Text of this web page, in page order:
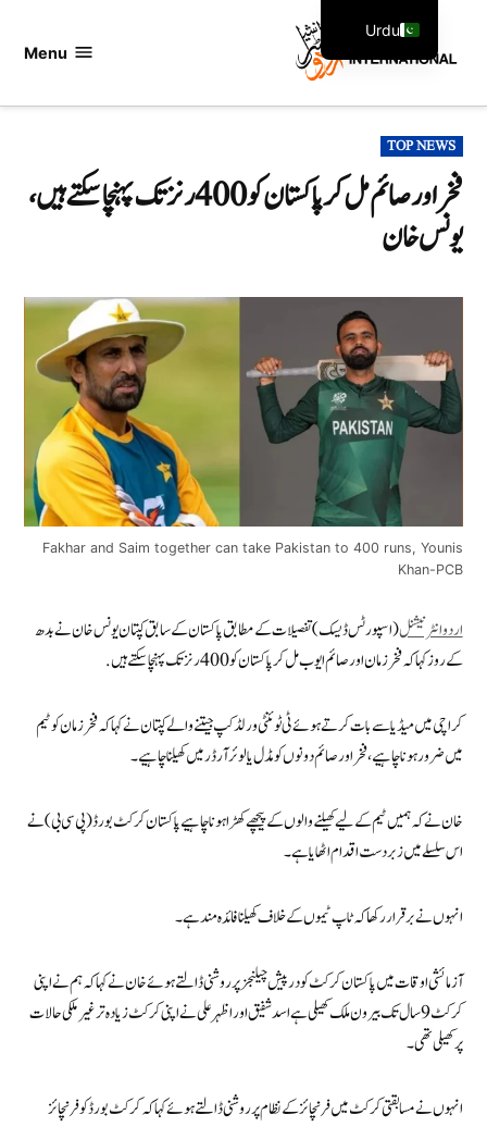
Menu
POSTED
IN
TOP NEWS
فخر اور صائم مل کر پاکستان کو 400 رنز تک پہنچا سکتے ہیں،
یونس خان
Fakhar and Saim together can take Pakistan to 400 runs, Younis
Khan-PCB
اردوانٹرنیشنل(اسپورٹس ڈیسک) تفصیلات کے مطابق پاکستان کے سابق کپتان یونس خان نے بدھ
کے روز کہا کہ فخر زمان اور صائم ایوب مل کر پاکستان کو 400 رنز تک پہنچا سکتے ہیں.
کراچی میں میڈیا سے بات کرتے ہوئے ٹی ٹوئنٹی ورلڈ کپ جیتنے والے کپتان نے کہا کہ فخر زمان کو ٹیم
میں ضرور ہونا چاہیے، فخر اور صائم دونوں کو مڈل یا لوئر آرڈر میں کھیلنا چاہیے۔
خان نے کہ ہمیں ٹیم کے لیے کھیلنے والوں کے پیچھے کھڑا ہونا چاہیے پاکستان کرکٹ بورڈ (پی سی بی) نے
اس سلسلے میں زبردست اقدام اٹھایا ہے۔
انہوں نے برقرار رکھا کہ ٹاپ ٹیموں کے خلاف کھیلنا فائدہ مند ہے۔
آزمائشی اوقات میں پاکستان کرکٹ کو درپیش چیلنجز پر روشنی ڈالتے ہوئے خان نے کہا کہ ہم نے اپنی
کرکٹ 9 سال تک بیرون ملک کھیلی ہے اسد شفیق اور اظہر علی نے اپنی کرکٹ زیادہ تر غیر ملکی حالات
پر کھیلی تھی۔
انہوں نے مسابقتی کرکٹ میں فرنچائز کے نظام پر روشنی ڈالتے ہوئے کہا کہ کرکٹ بورڈ کو فرنچائز
Urdu
English